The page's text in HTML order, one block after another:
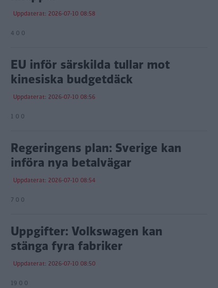
Uppdaterat: 2026-07-10 08:58
4 0 0
EU inför särskilda tullar mot
kinesiska budgetdäck
Uppdaterat: 2026-07-10 08:56
1 0 0
Regeringens plan: Sverige kan
införa nya betalvägar
Uppdaterat: 2026-07-10 08:54
7 0 0
Uppgifter: Volkswagen kan
stänga fyra fabriker
Uppdaterat: 2026-07-10 08:50
19 0 0